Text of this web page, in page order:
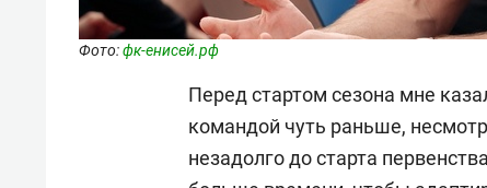
Фото:фк-енисей.рф
Перед стартом сезона мне
командой чуть раньше,
незадолго до старта